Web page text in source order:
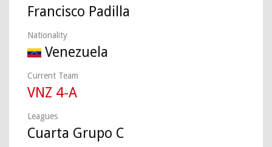
Francisco Padilla
Nationality
Venezuela
Current Team
VNZ 4-A
Leagues
Cuarta Grupo C